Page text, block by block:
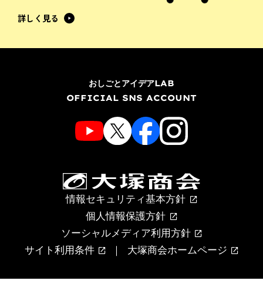
詳しく見る
おしごとアイデアLAB
OFFICIAL SNS ACCOUNT
情報セキュリティ基本方針
個人情報保護方針
ソーシャルメディア利用方針
サイト利用条件
大塚商会ホームページ